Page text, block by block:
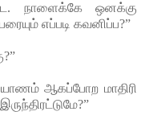
நாளைக்கே ஒனக்கு
எப்படி கவனிப்ப?”
ஆகப்போற மாதிரி